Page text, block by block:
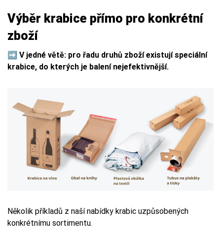
Výběr krabice přímo pro konkrétní
zboží
➡️ V jedné větě: pro řadu druhů zboží existují speciální
krabice, do kterých je balení nejefektivnější.
Několik příkladů z naší nabídky krabic uzpůsobených
konkrétnímu sortimentu.